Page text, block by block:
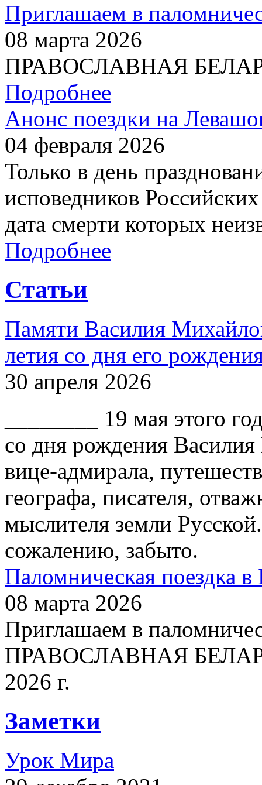
Приглашаем в
08 марта 2026
ПРАВОСЛАВНАЯ
Подробнее
Анонс поездки на
04 февраля 2026
Только в день
исповедников
дата смерти которых
Подробнее
Статьи
Памяти Василия
летия со дня его
30 апреля 2026
________ 19 мая этого
со дня рождения
вице-адмирала,
географа, писателя,
мыслителя земли
сожалению, забыто.
Паломническая поездка в
08 марта 2026
Приглашаем в
ПРАВОСЛАВНАЯ
2026 г.
Заметки
Урок Мира